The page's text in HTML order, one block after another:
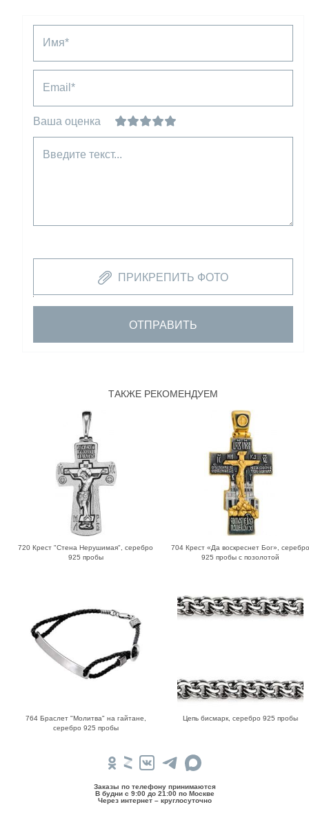
Имя*
Email*
Ваша оценка
Введите текст...
ПРИКРЕПИТЬ ФОТО
ОТПРАВИТЬ
ТАКЖЕ РЕКОМЕНДУЕМ
720 Крест "Стена Нерушимая", серебро
925 пробы
704 Крест «Да воскреснет Бог»,
925 пробы с позолотой
764 Браслет "Молитва" на гайтане,
серебро 925 пробы
Цепь бисмарк, серебро 925 пробы
Заказы по телефону принимаются
В будни c 9:00 до 21:00 по Москве
Через интернет – круглосуточно